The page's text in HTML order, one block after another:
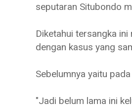
seputaran Situbondo
Diketahui tersangka
dengan kasus yang
Sebelumnya yaitu
"Jadi belum lama ini